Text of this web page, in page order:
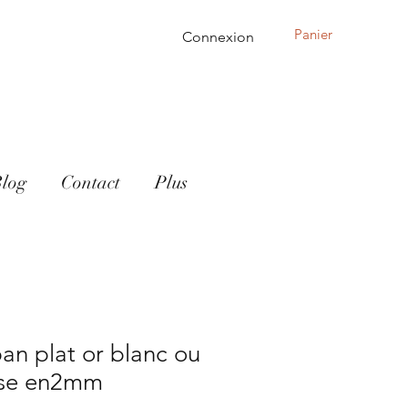
Panier
Connexion
Contact Plus
plat or blanc ou
en2mm